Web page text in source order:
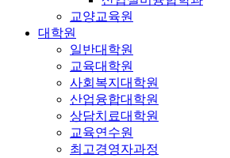
교양교육원
대학원
일반대학원
교육대학원
사회복지대학원
산업융합대학원
상담치료대학원
교육연수원
최고경영자과정